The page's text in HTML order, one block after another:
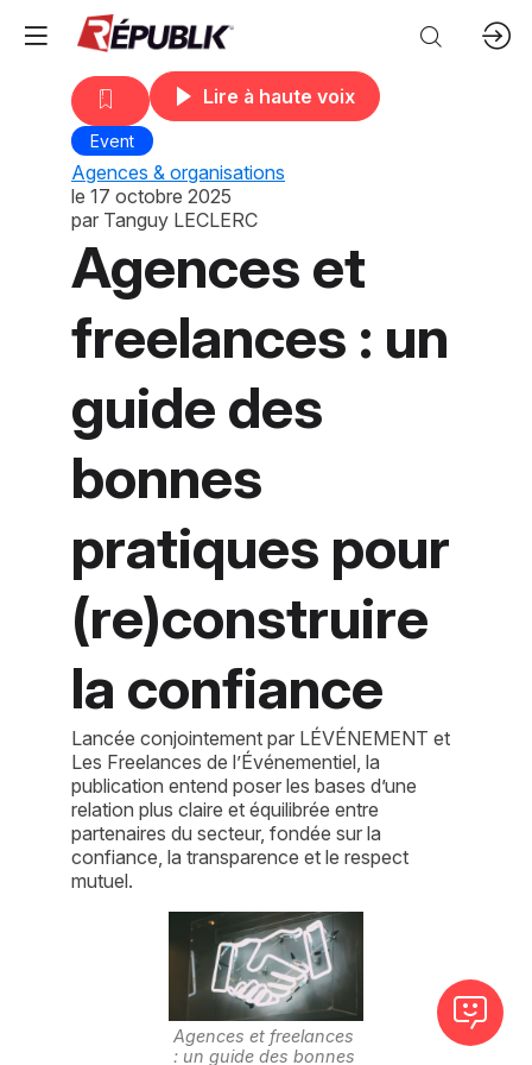
Lire à haute voix
Event
Agences & organisations
le 17 octobre 2025
par Tanguy LECLERC
Agences et
freelances : un
guide des
bonnes
pratiques pour
(re)construire
la confiance
Lancée conjointement par LÉVÉNEMENT et
Les Freelances de l’Événementiel, la
publication entend poser les bases d’une
relation plus claire et équilibrée entre
partenaires du secteur, fondée sur la
confiance, la transparence et le respect
mutuel.
Agences et freelances
: un guide des bonnes